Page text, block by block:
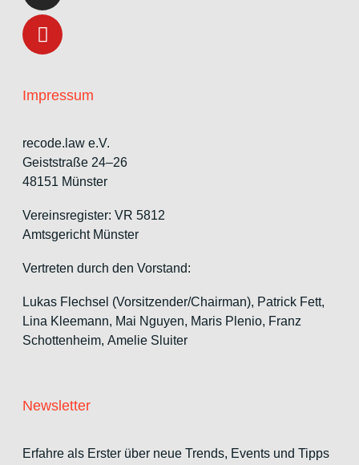
Impressum
recode.law e.V.
Geiststraße 24–26
48151 Münster
Vereinsregister: VR 5812
Amtsgericht Münster
Vertreten durch den Vorstand:
Lukas Flechsel (Vorsitzender/Chairman), Patrick Fett,
Lina Kleemann, Mai Nguyen, Maris Plenio, Franz
Schottenheim, Amelie Sluiter
Newsletter
Erfahre als Erster über neue Trends, Events und Tipps